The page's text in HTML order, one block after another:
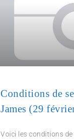
Conditions de
James (29
Voici les conditions